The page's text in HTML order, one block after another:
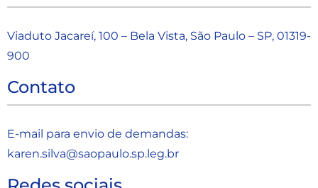
Viaduto Jacareí, 100 – Bela Vista, São Paulo – SP, 01319-
900
Contato
E-mail para envio de demandas:
karen.silva@saopaulo.sp.leg.br